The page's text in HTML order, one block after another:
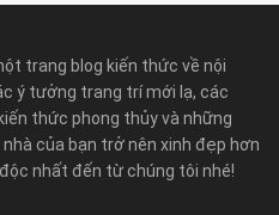
trang blog kiến thức về nội
ý tưởng trang trí mới lạ, các
thức phong thủy và những
nhà của bạn trở nên xinh đẹp hơn
nhất đến từ chúng tôi nhé!